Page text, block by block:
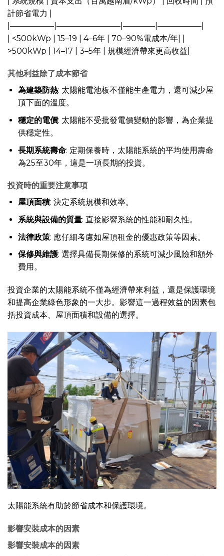
計節省電力 |
|—————–|————————|————|—————–|
| <500kWp | 15–19 | 4–6年 | 70–90%電成本/年| |
>500kWp | 14–17 | 3–5年 | 規模經濟帶來更高收益|
其他利益除了成本節省
為建築防熱: 太陽能電池板不僅能生產電力，還可減少屋
頂下面的溫度。
穩定的電價: 太陽能不受批發電價變動的影響，為企業提
供穩定性。
長期系統壽命: 定期保養時，太陽能系統的平均使用壽命
為25至30年，這是一項長期的投資。
投資時的重要注意事項
屋頂面積: 決定系統規模和效率。
系統與設備的質量: 直接影響系統的性能和耐久性。
法律政策: 應仔細考慮如屋頂租金的優惠政策等因素。
保修與維護: 選擇具備長期保修的系統可減少風險和額外
費用。
投資企業的太陽能系統不僅為經濟帶來利益，還是保護環境
和提高企業綠色形象的一大步。影響這一過程效益的因素包
括投資成本、屋頂面積和設備的選擇。
太陽能系統有助於節省成本和保護環境。
影響安裝成本的因素
影響安裝成本的因素